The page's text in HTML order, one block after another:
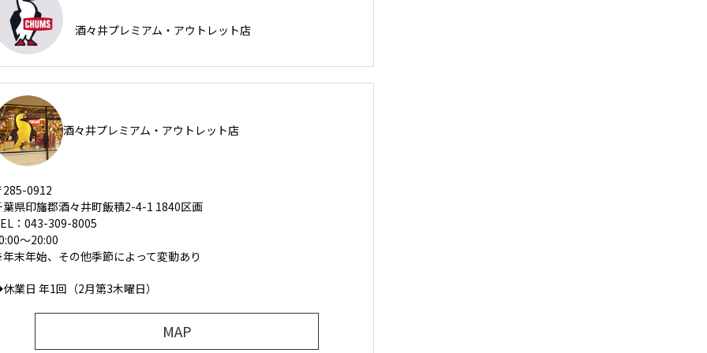
酒々井プレミアム・アウトレット店
酒々井プレミアム・アウトレット店
285-0912
葉県印旛郡酒々井町飯積2-4-1 1840区画
：043-309-8005
～20:00
末年始、その他季節によって変動あり
業日 年1回（2月第3木曜日）
MAP